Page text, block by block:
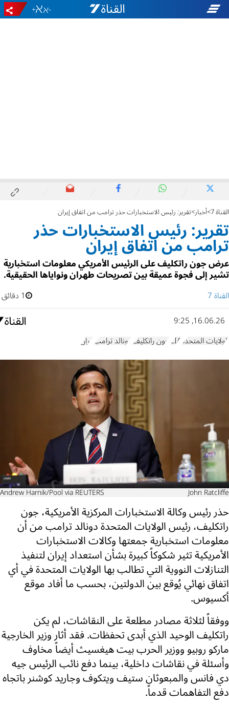
-
+
القناة 7 أخبار تقرير: رئيس الاستخبارات حذر ترامب من اتفاق إيران
تقرير: رئيس الاستخبارات حذر
ترامب من اتفاق إيران
عرض جون راتكليف على الرئيس الأمريكي معلومات استخبارية
تشير إلى فجوة عميقة بين تصريحات طهران ونواياها الحقيقية.
القناة 7
1 دقائق
16.06.26, 9:25
الولايات المتحدةCIA جون راتكليف دونالد ترامب إيران
John Ratcliffe
Andrew Harnik/Pool via REUTERS
حذر رئيس وكالة الاستخبارات المركزية الأمريكية، جون
راتكليف، رئيس الولايات المتحدة دونالد ترامب من أن
معلومات استخبارية جمعتها وكالات الاستخبارات
الأمريكية تثير شكوكاً كبيرة بشأن استعداد إيران لتنفيذ
التنازلات النووية التي تطالب بها الولايات المتحدة في أي
اتفاق نهائي يُوقع بين الدولتين، بحسب ما أفاد موقع
أكسيوس.
ووفقاً لثلاثة مصادر مطلعة على النقاشات، لم يكن
راتكليف الوحيد الذي أبدى تحفظات. فقد أثار وزير الخارجية
ماركو روبيو ووزير الحرب بيت هيغسيث أيضاً مخاوف
وأسئلة في نقاشات داخلية، بينما دفع نائب الرئيس جيه
دي فانس والمبعوثان ستيف ويتكوف وجاريد كوشنر باتجاه
دفع التفاهمات قدماً.